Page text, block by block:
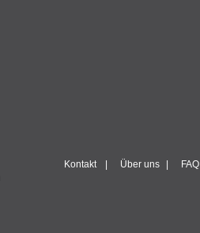
Kontakt Über uns FAQ